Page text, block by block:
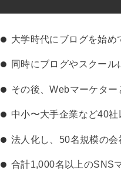
大学時代にブログを始
同時にブログやスクー
その後、Webマーケター
中小〜大手企業など40社
法人化し、50名規模の会
合計1,000名以上のSNS